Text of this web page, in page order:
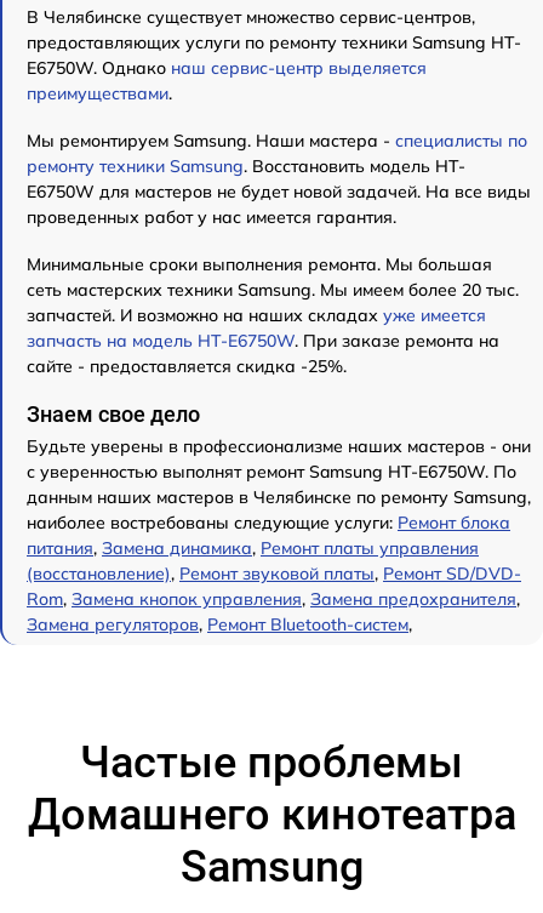
В Челябинске существует множество сервис-центров,
предоставляющих услуги по ремонту техники Samsung HT-
E6750W. Однако наш сервис-центр выделяется
преимуществами.
Мы ремонтируем Samsung. Наши мастера - специалисты по
ремонту техники Samsung. Восстановить модель HT-
E6750W для мастеров не будет новой задачей. На все виды
проведенных работ у нас имеется гарантия.
Минимальные сроки выполнения ремонта. Мы большая
сеть мастерских техники Samsung. Мы имеем более 20 тыс.
запчастей. И возможно на наших складах уже имеется
запчасть на модель HT-E6750W. При заказе ремонта на
сайте - предоставляется скидка -25%.
Знаем свое дело
Будьте уверены в профессионализме наших мастеров - они
с уверенностью выполнят ремонт Samsung HT-E6750W. По
данным наших мастеров в Челябинске по ремонту Samsung,
наиболее востребованы следующие услуги: Ремонт блока
питания, Замена динамика, Ремонт платы управления
(восстановление), Ремонт звуковой платы, Ремонт SD/DVD-
Rom, Замена кнопок управления, Замена предохранителя,
Замена регуляторов, Ремонт Bluetooth-систем,
Частые проблемы
Домашнего кинотеатра
Samsung